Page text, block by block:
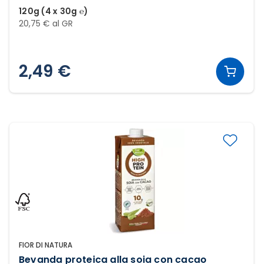
120g (4 x 30g ℮)
20,75 € al GR
2,49 €
FIOR DI NATURA
Bevanda proteica alla soia con cacao